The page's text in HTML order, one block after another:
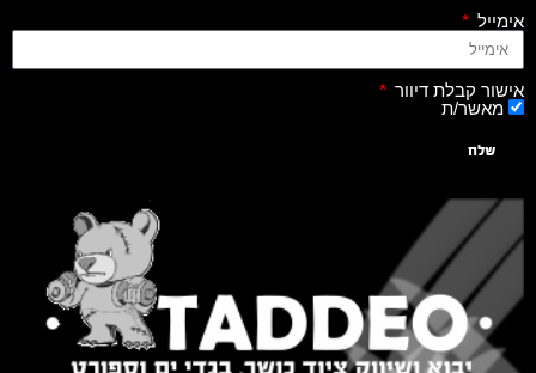
אימייל
אישור קבלת דיוור
מאשר/ת
שלח